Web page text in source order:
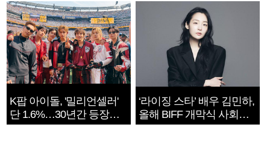
K팝 아이돌, '밀리언셀러'
단 1.6%…30년간 등장
1182개팀 전수조사
‘라이징 스타’ 배우 김민하,
올해 BIFF 개막식 사회자
확정